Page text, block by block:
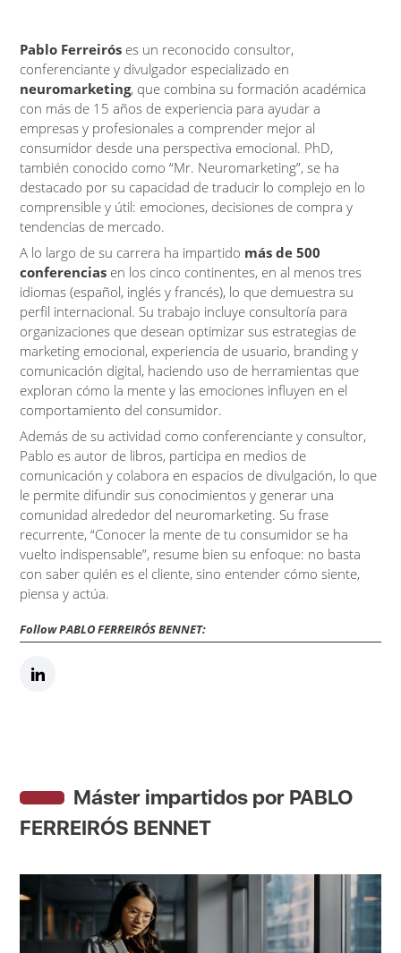
Pablo Ferreirós es un reconocido consultor,
conferenciante y divulgador especializado en
neuromarketing, que combina su formación académica
con más de 15 años de experiencia para ayudar a
empresas y profesionales a comprender mejor al
consumidor desde una perspectiva emocional. PhD,
también conocido como “Mr. Neuromarketing”, se ha
destacado por su capacidad de traducir lo complejo en lo
comprensible y útil: emociones, decisiones de compra y
tendencias de mercado.
A lo largo de su carrera ha impartido más de 500
conferencias en los cinco continentes, en al menos tres
idiomas (español, inglés y francés), lo que demuestra su
perfil internacional. Su trabajo incluye consultoría para
organizaciones que desean optimizar sus estrategias de
marketing emocional, experiencia de usuario, branding y
comunicación digital, haciendo uso de herramientas que
exploran cómo la mente y las emociones influyen en el
comportamiento del consumidor.
Además de su actividad como conferenciante y consultor,
Pablo es autor de libros, participa en medios de
comunicación y colabora en espacios de divulgación, lo que
le permite difundir sus conocimientos y generar una
comunidad alrededor del neuromarketing. Su frase
recurrente, “Conocer la mente de tu consumidor se ha
vuelto indispensable”, resume bien su enfoque: no basta
con saber quién es el cliente, sino entender cómo siente,
piensa y actúa.
Follow PABLO FERREIRÓS BENNET:
Máster impartidos por PABLO
FERREIRÓS BENNET